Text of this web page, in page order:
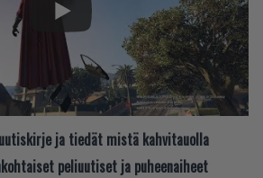
ja tiedät mistä kahvitauolla
peliuutiset ja puheenaiheet